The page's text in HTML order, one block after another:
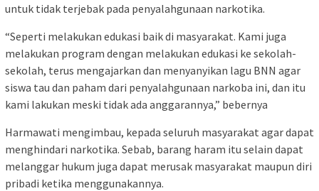
untuk tidak terjebak pada penyalahgunaan narkotika.
“Seperti melakukan edukasi baik di masyarakat. Kami juga
melakukan program dengan melakukan edukasi ke sekolah-
sekolah, terus mengajarkan dan menyanyikan lagu BNN agar
siswa tau dan paham dari penyalahgunaan narkoba ini, dan itu
kami lakukan meski tidak ada anggarannya,” bebernya
Harmawati mengimbau, kepada seluruh masyarakat agar dapat
menghindari narkotika. Sebab, barang haram itu selain dapat
melanggar hukum juga dapat merusak masyarakat maupun diri
pribadi ketika menggunakannya.